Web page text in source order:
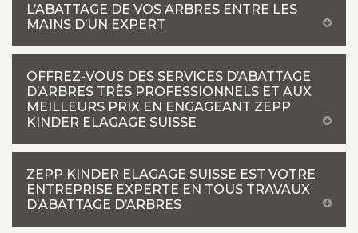
L’ABATTAGE DE VOS ARBRES ENTRE LES
MAINS D’UN EXPERT
OFFREZ-VOUS DES SERVICES D’ABATTAGE
D’ARBRES TRÈS PROFESSIONNELS ET AUX
MEILLEURS PRIX EN ENGAGEANT ZEPP
KINDER ELAGAGE SUISSE
ZEPP KINDER ELAGAGE SUISSE EST VOTRE
ENTREPRISE EXPERTE EN TOUS TRAVAUX
D’ABATTAGE D’ARBRES